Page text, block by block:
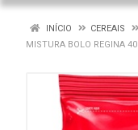
INÍCIO CEREAIS
MISTURA BOLO REGINA